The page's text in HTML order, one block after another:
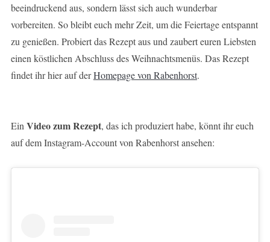
beeindruckend aus, sondern lässt sich auch wunderbar
vorbereiten. So bleibt euch mehr Zeit, um die Feiertage entspannt
zu genießen. Probiert das Rezept aus und zaubert euren Liebsten
einen köstlichen Abschluss des Weihnachtsmenüs. Das Rezept
findet ihr hier auf derHomepage von Rabenhorst.
Ein Video zum Rezept, das ich produziert habe, könnt ihr euch
auf dem Instagram-Account von Rabenhorst ansehen: